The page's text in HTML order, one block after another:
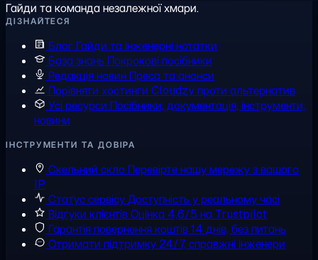
Гайди та команда незалежної хмари.
ДІЗНАЙТЕСЯ
Блог Гайди та інженерні нотатки
База знань Покрокові посібники
Редакція новин Преса та анонси
Порівняти хостинги Cloudzy проти альтернатив
Усі ресурси Посібники, документація, інструменти,
новини
ІНСТРУМЕНТИ ТА ДОВІРА
Скельний скло Перевірте нашу мережу з вашого
IP
Статус сервісуДоступність у реальному часі
Відгуки клієнтівОцінка 4,6/5 на Trustpilot
Гарантія повернення коштів14 днів, без питань
Отримати підтримку 24/7, справжні інженери